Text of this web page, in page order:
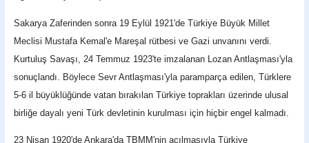
Sakarya Zaferinden sonra 19 Eylül 1921'de Türkiye Büyük Millet
Meclisi Mustafa Kemal'e Mareşal rütbesi ve Gazi unvanını verdi.
Kurtuluş Savaşı, 24 Temmuz 1923'te imzalanan Lozan Antlaşması'yla
sonuçlandı. Böylece Sevr Antlaşması'yla paramparça edilen, Türklere
5-6 il büyüklüğünde vatan bırakılan Türkiye toprakları üzerinde ulusal
birliğe dayalı yeni Türk devletinin kurulması için hiçbir engel kalmadı.
23 Nisan 1920'de Ankara'da TBMM'nin açılmasıyla Türkiye